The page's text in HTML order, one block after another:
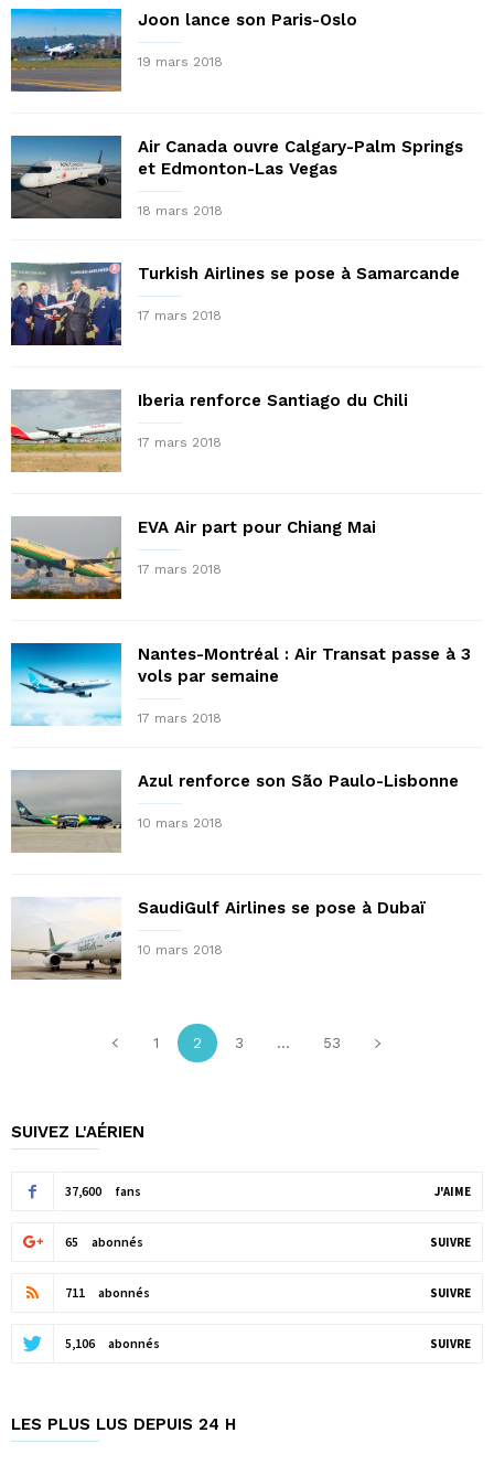
Joon lance son Paris-Oslo
19 mars 2018
Air Canada ouvre Calgary-Palm Springs
et Edmonton-Las Vegas
18 mars 2018
Turkish Airlines se pose à Samarcande
17 mars 2018
Iberia renforce Santiago du Chili
17 mars 2018
EVA Air part pour Chiang Mai
17 mars 2018
Nantes-Montréal : Air Transat passe à 3
vols par semaine
17 mars 2018
Azul renforce son São Paulo-Lisbonne
10 mars 2018
SaudiGulf Airlines se pose à Dubaï
10 mars 2018
1 2 3 ... 53
SUIVEZ L'AÉRIEN
37,600 fans J'AIME
65 abonnés SUIVRE
711 abonnés SUIVRE
5,106 abonnés SUIVRE
LES PLUS LUS DEPUIS 24 H